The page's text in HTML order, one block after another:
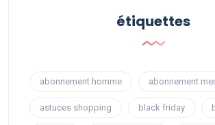
étiquettes
abonnement homme abonnement
astuces shopping black friday